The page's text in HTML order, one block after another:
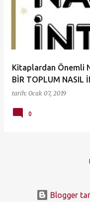
Kitaplardan Önemli
BİR TOPLUM NASIL
tarih: Ocak 07, 2019
0
Blogger